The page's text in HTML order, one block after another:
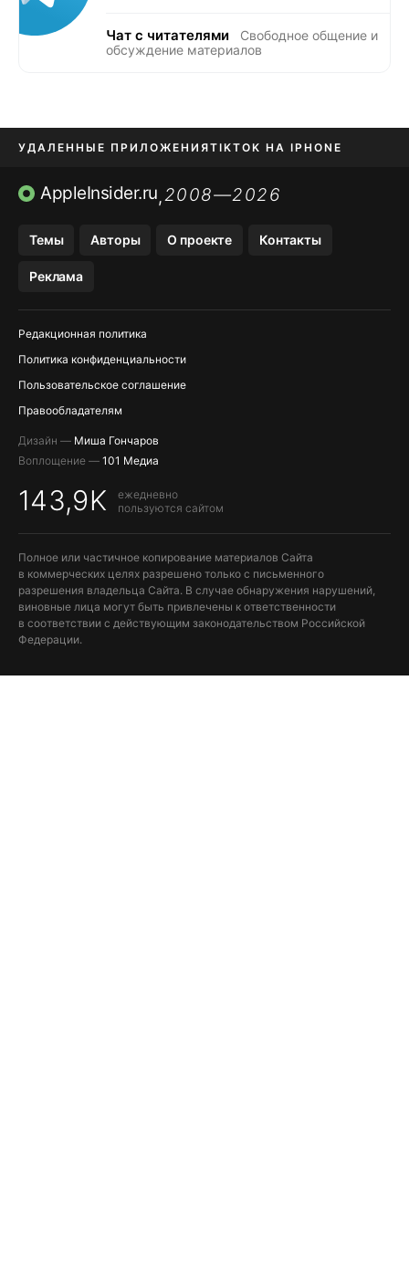
Чат с читателями
Свободное общение и
обсуждение материалов
УДАЛЕННЫЕ ПРИЛОЖЕНИЯTIKTOK НА IPHONE
ПРИЛОЖЕНИЯ БЕЗ APP STORE
AppleInsider.ru,2008—2026
Темы Авторы О проекте Контакты
Реклама
Редакционная политика
Политика конфиденциальности
Пользовательское соглашение
Правообладателям
Дизайн — Миша Гончаров
Воплощение — 101 Медиа
143,9K
ежедневно
пользуются сайтом
Полное или частичное копирование материалов Сайта
в коммерческих целях разрешено только с письменного
разрешения владельца Сайта. В случае обнаружения нарушений,
виновные лица могут быть привлечены к ответственности
в соответствии с действующим законодательством Российской
Федерации.